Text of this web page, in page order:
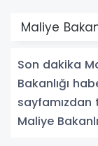
Maliye
Son dakika
Bakanlığı
sayfamızdan
Maliye